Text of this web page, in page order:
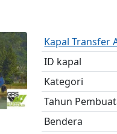
Kapal Transfer
ID kapal
Kategori
Tahun
Bendera